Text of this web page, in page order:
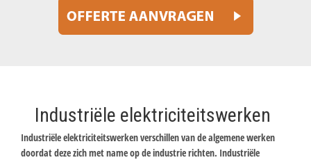
Industriële elektriciteitswerken
Industriële elektriciteitswerken verschillen van de algemene werken
doordat deze zich met name op de industrie richten. Industriële